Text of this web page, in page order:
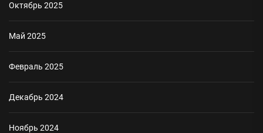
Октябрь 2025
Май 2025
Февраль 2025
Декабрь 2024
Ноябрь 2024